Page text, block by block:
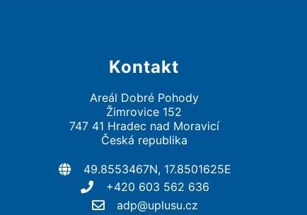
Kontakt
Areál Dobré Pohody
Žimrovice 152
747 41 Hradec nad Moravicí
Česká republika
49.8553467N, 17.8501625E
+420 603 562 636
adp@uplusu.cz